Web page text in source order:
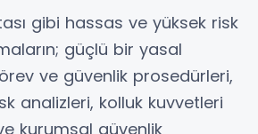
gibi hassas ve yüksek risk
güçlü bir yasal
ve güvenlik prosedürleri,
analizleri, kolluk kuvvetleri
kurumsal güvenlik